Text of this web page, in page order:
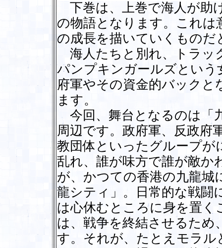
下巻は、上巻で海人が助
の物語となります。これは
の成長を描いていくもの
海人たちと別れ、トラッ
パンプキンガールズという
府軍やその資金的バックと
ます。
今回、舞台となるのは「
周辺です。政府軍、反政府
教団体といったグループが
乱れ、誰が味方で誰が敵か
が、かつての香港の九龍
龍シティ」。日常的な戦闘
は心休むところに身を置
は、戦争を終結させるた
す。それが、たとえモラ